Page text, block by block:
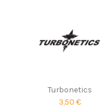
Turbonetics
3,50 €